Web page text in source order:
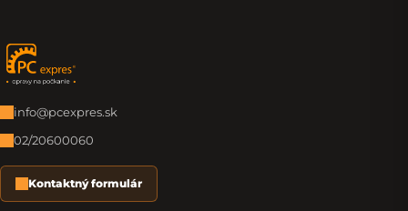
Zápätie
info@pcexpres.sk
02/20600060
Kontaktný formulár